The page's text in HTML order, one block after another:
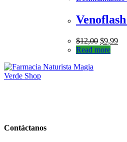
$12,00 $9,99
Read more
Contáctanos